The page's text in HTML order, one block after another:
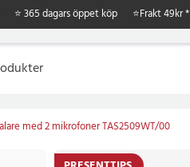
⭐ 365 dagars öppet köp ⭐Frakt 49kr *
med 2 mikrofoner TAS2509WT/00